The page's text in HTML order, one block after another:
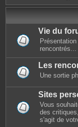
Vie du
rencontrés...
Les
Une sortie
Sites
Vous
des
s'agit de